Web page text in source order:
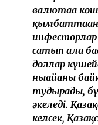
валютаға
сатып ала
доллар
нығайғаны
тудырады,
әкеледі.
келсек,